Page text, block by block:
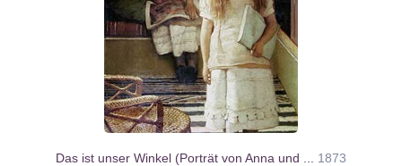
Das ist unser Winkel (Porträt von Anna und ... 1873